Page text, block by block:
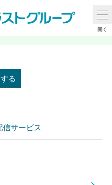
開く
る
信サービス